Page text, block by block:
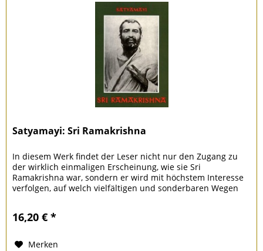
Satyamayi: Sri Ramakrishna
In diesem Werk findet der Leser nicht nur den Zugang zu
der wirklich einmaligen Erscheinung, wie sie Sri
Ramakrishna war, sondern er wird mit höchstem Interesse
verfolgen, auf welch vielfältigen und sonderbaren Wegen
16,20 € *
Merken